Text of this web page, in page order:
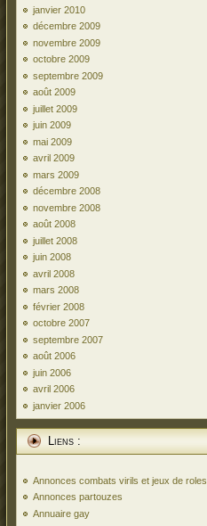
janvier 2010
décembre 2009
novembre 2009
octobre 2009
septembre 2009
août 2009
juillet 2009
juin 2009
mai 2009
avril 2009
mars 2009
décembre 2008
novembre 2008
août 2008
juillet 2008
juin 2008
avril 2008
mars 2008
février 2008
octobre 2007
septembre 2007
août 2006
juin 2006
avril 2006
janvier 2006
Liens :
Annonces combats virils et jeux de roles
Annonces partouzes
Annuaire gay